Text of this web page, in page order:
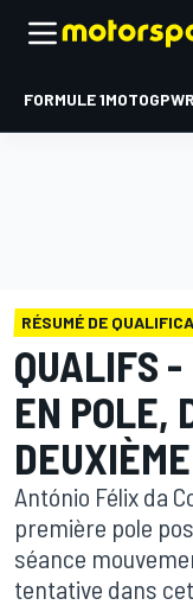
FORMULE 1MOTOGP
RÉSUMÉ DE
QUALIFS -
EN POLE,
António Félix da
première pole
séance
tentative dans